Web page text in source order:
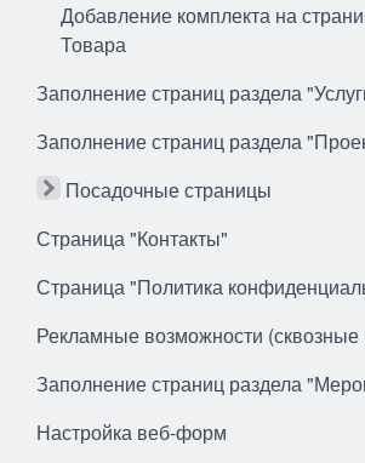
Добавление комплекта на
Товара
Заполнение страниц раздела
Заполнение страниц раздела
Посадочные страницы
Страница "Контакты"
Страница "Политика
Рекламные возможности (сквозные
Заполнение страниц раздела
Настройка веб-форм